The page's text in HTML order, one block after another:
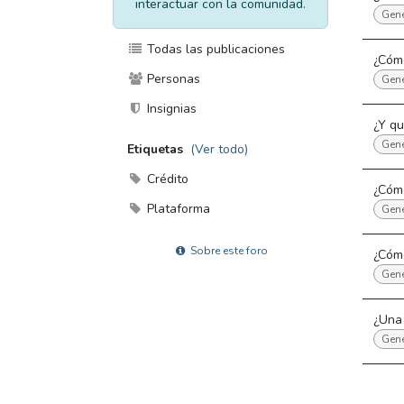
interactuar con la comunidad.
Todas las publicaciones
Personas
Insignias
Etiquetas (Ver todo)
Crédito
Plataforma
Sobre este foro
¿Y